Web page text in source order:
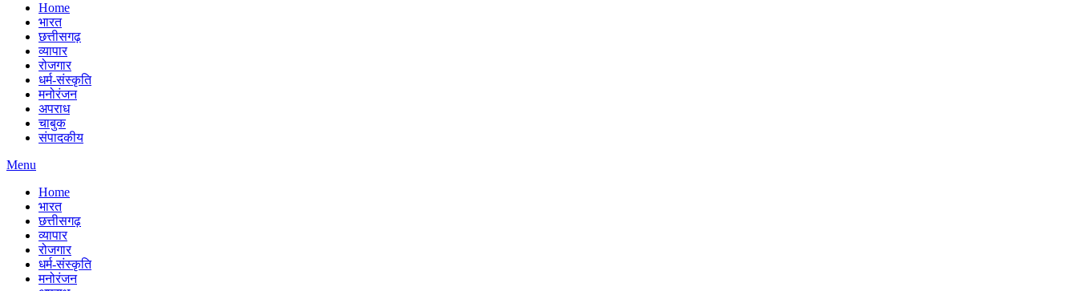
Home
भारत
छत्तीसगढ़
व्यापार
रोजगार
धर्म-संस्कृति
मनोरंजन
अपराध
चाबुक
संपादकीय
Menu
Home
भारत
छत्तीसगढ़
व्यापार
रोजगार
धर्म-संस्कृति
मनोरंजन